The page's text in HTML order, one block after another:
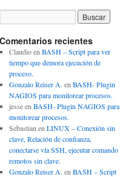
Comentarios recientes
Claudioen BASH – Script para ver
tiempo que demora ejecución de
proceso.
Gonzalo Reiser A. en BASH- Plugin
NAGIOS para monitorear procesos.
jesseen BASH- Plugin NAGIOS para
monitorear procesos.
Sebastian en LINUX – Conexión sin
clave, Relación de confianza,
conectarse vía SSH, ejecutar comando
remotos sin clave.
Gonzalo Reiser A. en BASH – Script